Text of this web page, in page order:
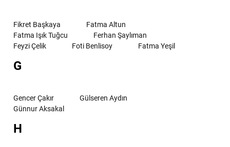
Fikret Başkaya
Fatma Altun
Fatma Işık Tuğcu
Ferhan Şaylıman
Feyzi Çelik
Foti Benlisoy Fatma Yeşil
G
Gencer Çakır
Gülseren Aydın
Günnur Aksakal
H